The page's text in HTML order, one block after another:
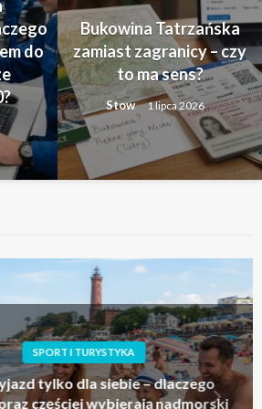
do
Bukowina Tatrzańska
zamiast zagranicy – czy
to ma sens?
Stow 1 lipca 2026
SPORT I TURYSTYKA
tylko dla siebie – dlaczego
częściej wybierają nadmorski